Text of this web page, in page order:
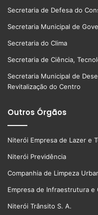
Secretaria de Defesa do
Secretaria Municipal de
Secretaria do Clima
Secretaria de Ciência,
Secretaria Municipal de
Revitalização do Centro
Outros Órgãos
Niterói Empresa de Lazer e
Niterói Previdência
Companhia de Limpeza
Empresa de Infraestrutura e
Niterói Trânsito S. A.